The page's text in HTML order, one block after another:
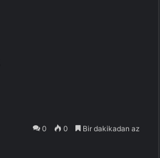
0 0 Bir dakikadan az